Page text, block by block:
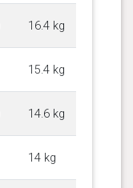
16.4 kg
15.4 kg
14.6 kg
14 kg